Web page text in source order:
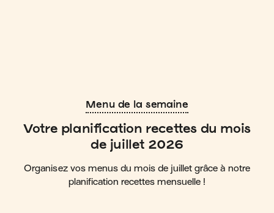
Menu de la semaine
Votre planification recettes du mois
de juillet 2026
Organisez vos menus du mois de juillet grâce à notre
planification recettes mensuelle !